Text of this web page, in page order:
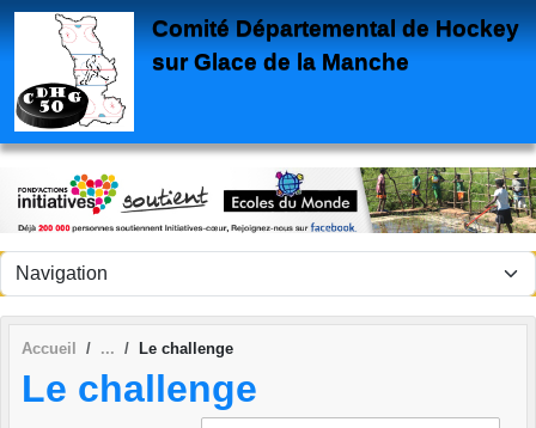
Comité Départemental de Hockey
sur Glace de la Manche
Accueil Le challenge
Le challenge
Panneau de gestion des cookies